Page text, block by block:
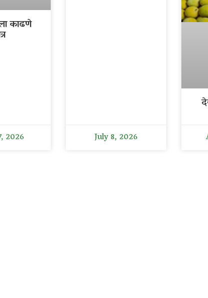
काढणे
2026 July 8, 2026